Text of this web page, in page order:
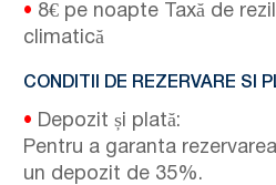
• 8€ pe noapte Taxă de
climatică
CONDITII DE REZERVARE SI
• Depozit și plată:
Pentru a garanta
un depozit de 35%.